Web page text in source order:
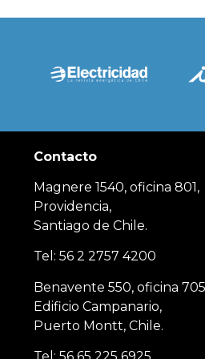
Contacto
Magnere 1540, oficina 801,
Providencia,
Santiago de Chile.
Tel: 56 2 2757 4200
Benavente 550, oficina
Edificio Campanario,
Puerto Montt, Chile.